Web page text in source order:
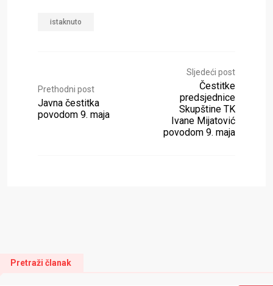
istaknuto
Prethodni post
Javna čestitka
povodom 9. maja
Sljedeći post
Čestitke
predsjednice
Skupštine TK
Ivane Mijatović
povodom 9. maja
Pretraži članak